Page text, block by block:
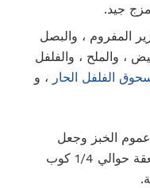
جيد.
المفروم ، والبصل
، والملح ، والفلفل
الفلفل الحار ، و
الخبز وجعل
المسافة البادئة طويلة في المركز. ملعقة حوالي 1/4 كوب